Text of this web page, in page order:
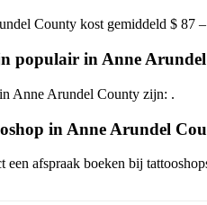
County kost gemiddeld $ 87
populair in Anne
Anne Arundel County zijn: .
in Anne Arundel
een afspraak boeken bij